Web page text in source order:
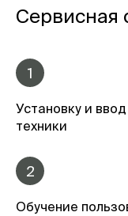
Сервисная
1
Установку и
техники
2
Обучение